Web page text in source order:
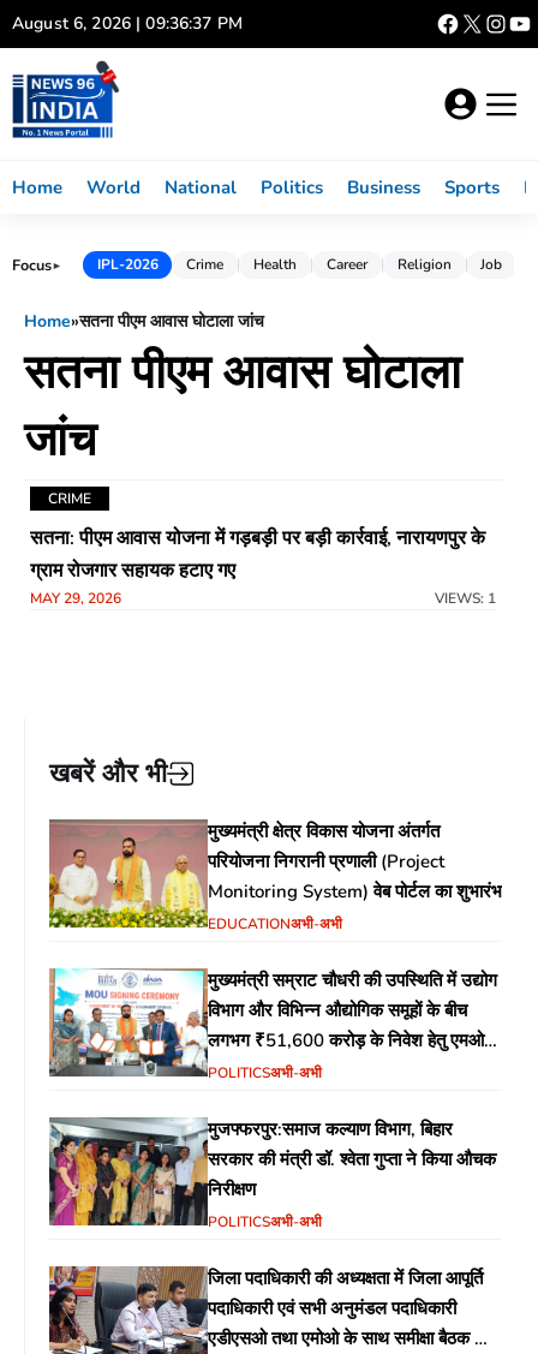
Skip
to
content
August 6, 2026 | 09:36:37 PM
Home World National Politics Business Sports
Focus► IPL-2026 Crime Health Career Religion Job
Home»सतना पीएम आवास घोटाला जांच
सतना पीएम आवास घोटाला
जांच
CRIME
सतना: पीएम आवास योजना में गड़बड़ी पर बड़ी कार्रवाई, नारायणपुर के
ग्राम रोजगार सहायक हटाए गए
MAY 29, 2026 VIEWS: 1
खबरें और भी
मुख्यमंत्री क्षेत्र विकास योजना अंतर्गत
परियोजना निगरानी प्रणाली (Project
Monitoring System) वेब पोर्टल का शुभारंभ
EDUCATIONअभी-अभी
मुख्यमंत्री सम्राट चौधरी की उपस्थिति में उद्योग
विभाग और विभिन्न औद्योगिक समूहों के बीच
लगभग ₹51,600 करोड़ के निवेश हेतु एमओयू
(MoU) पर हस्ताक्षर
POLITICSअभी-अभी
मुजफ्फरपुर:समाज कल्याण विभाग, बिहार
सरकार की मंत्री डॉ. श्वेता गुप्ता ने किया औचक
निरीक्षण
POLITICSअभी-अभी
जिला पदाधिकारी की अध्यक्षता में जिला आपूर्ति
पदाधिकारी एवं सभी अनुमंडल पदाधिकारी
एडीएसओ तथा एमोओ के साथ समीक्षा बैठक का